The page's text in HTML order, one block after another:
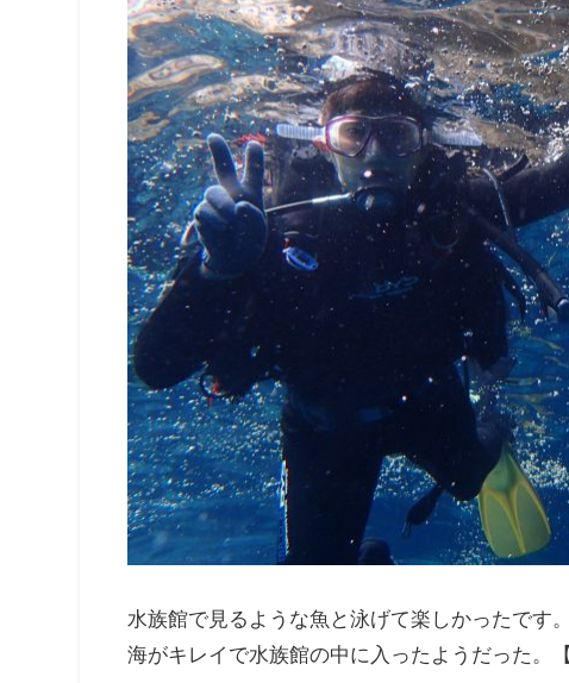
水族館で見るような魚と泳げて楽しかったです
海がキレイで水族館の中に入ったようだった。